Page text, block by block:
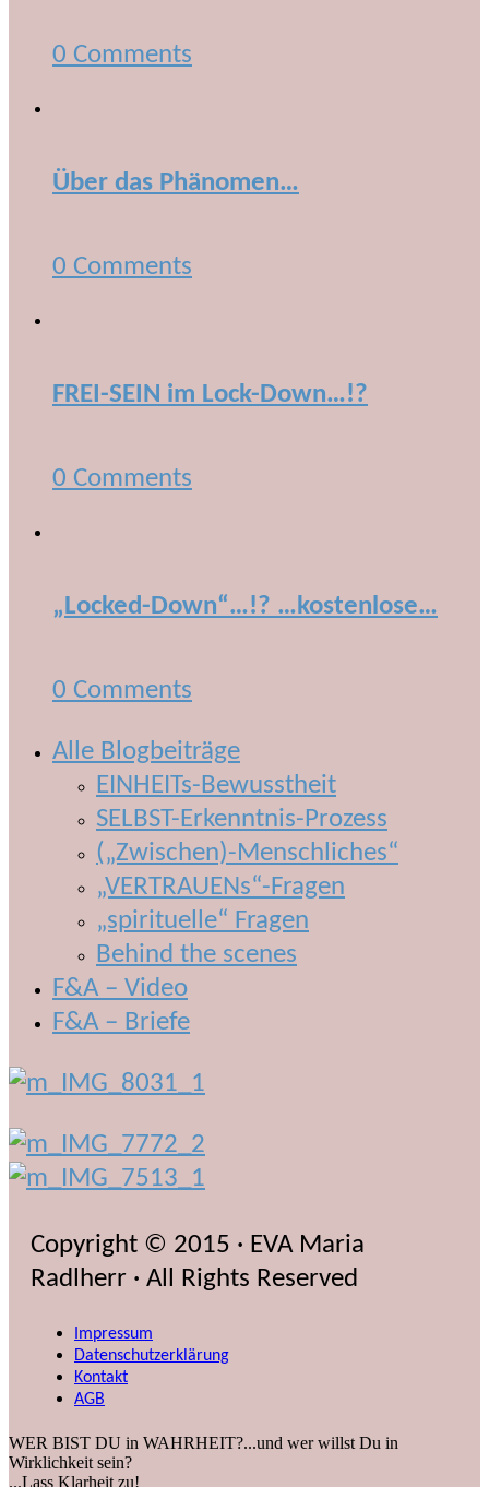
0 Comments
Über das Phänomen…
0 Comments
FREI-SEIN im Lock-Down…!?
0 Comments
„Locked-Down“…!? …kostenlose…
0 Comments
Alle Blogbeiträge
EINHEITs-Bewusstheit
SELBST-Erkenntnis-Prozess
(„Zwischen)-Menschliches“
„VERTRAUENs“-Fragen
„spirituelle“ Fragen
Behind the scenes
F&A – Video
F&A – Briefe
Copyright © 2015 · EVA Maria
Radlherr · All Rights Reserved
Impressum
Datenschutzerklärung
Kontakt
AGB
WER BIST DU in WAHRHEIT?...und wer willst Du in
Wirklichkeit sein?
...Lass Klarheit zu!